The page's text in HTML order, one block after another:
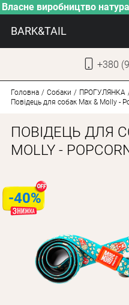
Власне виробництво
BARK&TAIL
+380
Головна Собаки ПРОГУЛЯНКА
Повідець для собак Max & Molly -
ПОВІДЕЦЬ ДЛЯ
MOLLY -
-40%